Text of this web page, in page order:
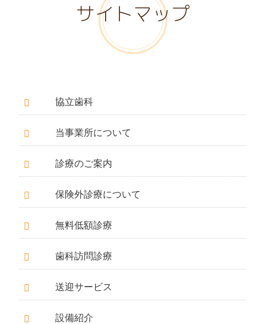
サイトマップ
協立歯科
当事業所について
診療のご案内
保険外診療について
無料低額診療
歯科訪問診療
送迎サービス
設備紹介